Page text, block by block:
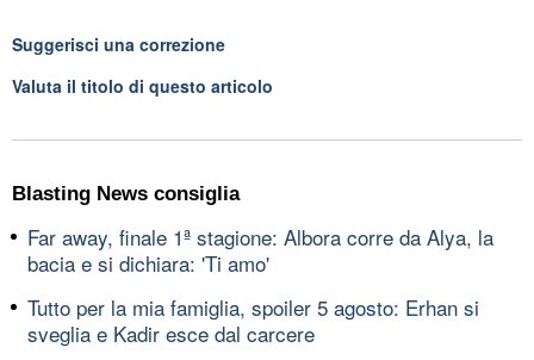
Suggerisci una correzione
Valuta il titolo di questo articolo
Blasting News consiglia
Far away, finale 1ª stagione: Albora corre da Alya, la
bacia e si dichiara: 'Ti amo'
Tutto per la mia famiglia, spoiler 5 agosto: Erhan si
sveglia e Kadir esce dal carcere